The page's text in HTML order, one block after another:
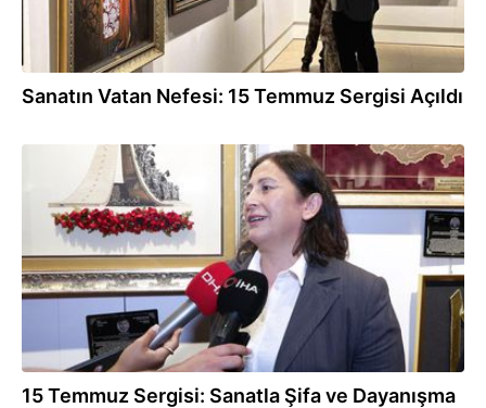
Sanatın Vatan Nefesi: 15 Temmuz Sergisi Açıldı
20.07.2026
15 Temmuz Sergisi: Sanatla Şifa ve Dayanışma